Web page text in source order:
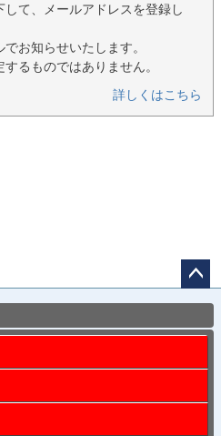
して、メールアドレスを登録し
お知らせいたします。
るものではありません。
詳しくはこちら
ップ